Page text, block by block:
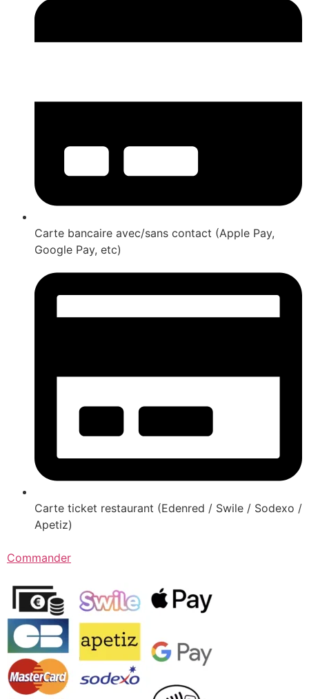
Carte bancaire avec/sans contact (Apple Pay,
Google Pay, etc)
Carte ticket restaurant (Edenred / Swile / Sodexo /
Apetiz)
Commander